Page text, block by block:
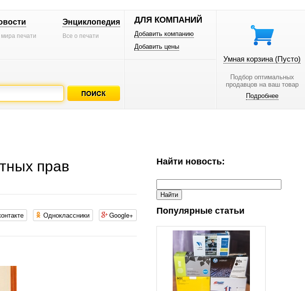
мира печати
Энциклопедия
Все о печати
ДЛЯ КОМПАНИЙ
Добавить компанию
Добавить цены
Умная корзина (Пусто)
Подбор оптимальных
продавцов на ваш товар
Подробнее
прав
Одноклассники Google+
Найти новость:
Популярные статьи